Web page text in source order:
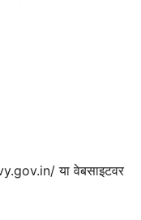
या वेबसाइटवर